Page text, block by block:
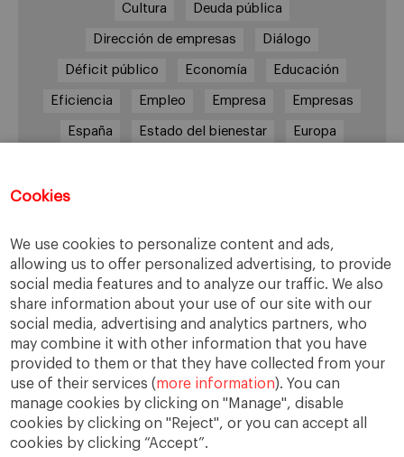
Cookies
We use cookies to personalize content and ads,
allowing us to offer personalized advertising, to provide
social media features and to analyze our traffic. We also
share information about your use of our site with our
social media, advertising and analytics partners, who
may combine it with other information that you have
provided to them or that they have collected from your
use of their services (more information). You can
manage cookies by clicking on "Manage", disable
cookies by clicking on "Reject", or you can accept all
cookies by clicking “Accept”.
Cultura Deuda pública
Dirección de empresas Diálogo
Déficit público Economía Educación
Eficiencia Empleo Empresa Empresas
España Estado del bienestar Europa
Responsabilidad social RSC RSE
Sindicatos Sistema financiero Sociedad
Sostenibilidad Trabajo Valores Virtudes
Ética Ética de la empresa